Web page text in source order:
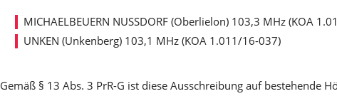
MICHAELBEUERN NUSSDORF (Oberlielon) 103,3 MHz (KOA
UNKEN (Unkenberg) 103,1 MHz (KOA 1.011/16-037)
Gemäß § 13 Abs. 3 PrR-G ist diese Ausschreibung auf bestehende